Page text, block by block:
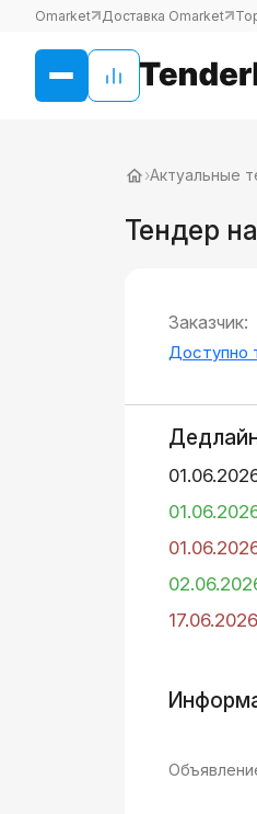
Omarket Доставка Omarket
›Актуальные
Тендер
Заказчик:
Доступно